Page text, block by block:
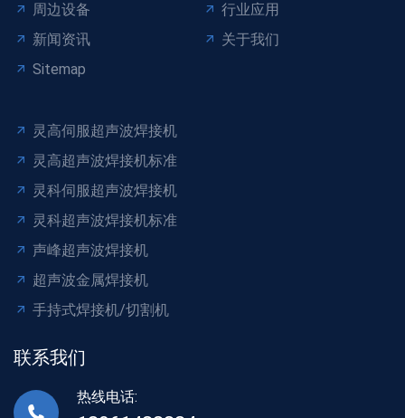
周边设备
行业应用
新闻资讯
关于我们
Sitemap
灵高伺服超声波焊接机
灵高超声波焊接机标准
灵科伺服超声波焊接机
灵科超声波焊接机标准
声峰超声波焊接机
超声波金属焊接机
手持式焊接机/切割机
联系我们
热线电话: